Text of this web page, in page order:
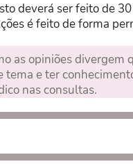
deverá ser feito de
é feito de forma
as opiniões divergem
tema e ter
nas consultas.